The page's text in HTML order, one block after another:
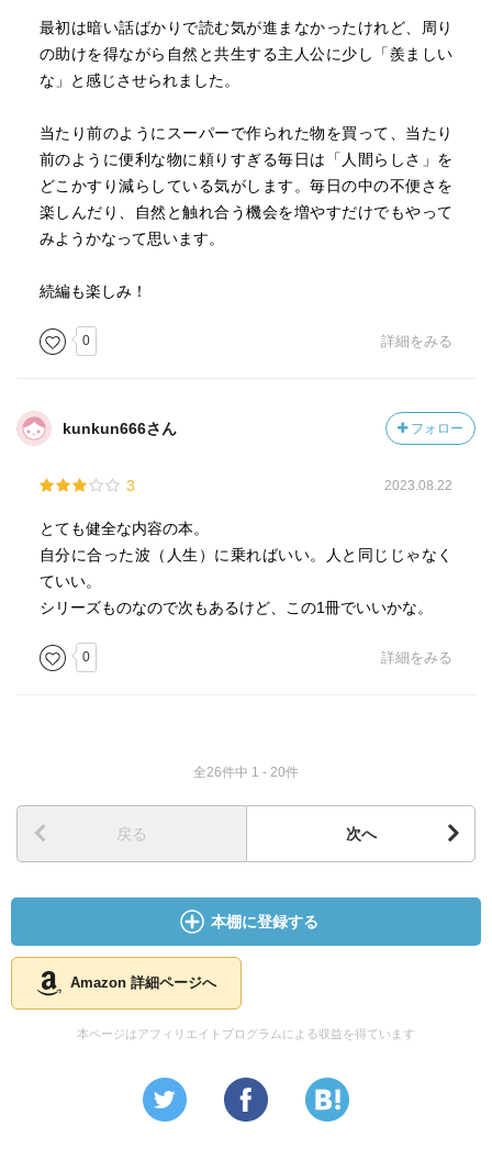
最初は暗い話ばかりで読む気が進まなかったけれど、周り
の助けを得ながら自然と共生する主人公に少し「羨ましい
な」と感じさせられました。
当たり前のようにスーパーで作られた物を買って、当たり
前のように便利な物に頼りすぎる毎日は「人間らしさ」を
どこかすり減らしている気がします。毎日の中の不便さを
楽しんだり、自然と触れ合う機会を増やすだけでもやって
みようかなって思います。
続編も楽しみ！
0 詳細をみる
kunkun666さん フォロー
3 2023.08.22
とても健全な内容の本。
自分に合った波（人生）に乗ればいい。人と同じじゃなく
ていい。
シリーズものなので次もあるけど、この1冊でいいかな。
0 詳細をみる
全26件中 1 - 20件
戻る 次へ
本棚に登録する
Amazon 詳細ページへ
本ページはアフィリエイトプログラムによる収益を得ています